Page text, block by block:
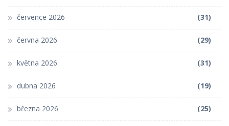
července 2026 (31)
června 2026 (29)
května 2026 (31)
dubna 2026 (19)
března 2026 (25)